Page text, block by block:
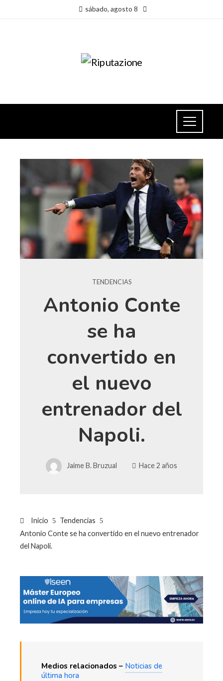
sábado, agosto 8
TENDENCIAS
Antonio Conte
se ha
convertido en
el nuevo
entrenador del
Napoli.
Jaime B. Bruzual Hace 2 años
Inicio
Tendencias
Antonio Conte se ha convertido en el nuevo entrenador
del Napoli.
Medios relacionados – Noticias de
última hora